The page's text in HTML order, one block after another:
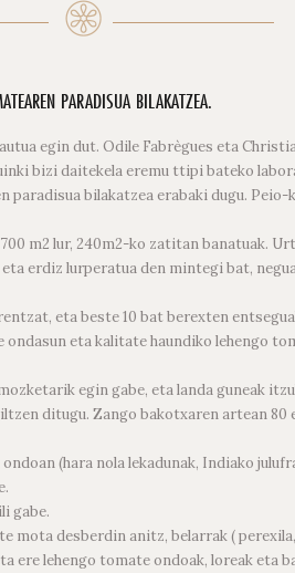
PARADISUA BILAKATZEA.
egin dut. Odile Fabrègues eta
bizi daitekela eremu ttipi bateko
bilakatzea erabaki dugu.
m2 lur, 240m2-ko zatitan banatuak.
erdiz lurperatua den mintegi bat,
eta beste 10 bat berexten
eta kalitate haundiko lehengo
egin gabe, eta landa guneak
ditugu. Zango bakotxaren artean
(hara nola lekadunak, Indiako
gabe.
desberdin anitz, belarrak (
ere lehengo tomate ondoak, loreak eta